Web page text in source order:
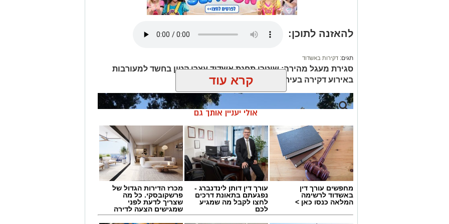
להאזנה לתוכן:
תגים: דקירות באשדוד
סגירת מעגל מהירה: שוטרי תחנת אשדוד עצרו קטין בחשד למעורבות
באירוע דקירה בעיר
קרא עוד
אולי יעניין אותך גם
מחפשים עורך דין
באשדוד לרשימה
המלאה כנסו כאן >
עורך דין דותן לינדנברג -
נפגעתם בתאונת דרכים
לחצו לקבל מה שמגיע
לכם
מכרז הדירות הגדול של
פרשקובסקי. כל מה
שצריך לדעת לפני
שמגישים הצעה לדירה
באשדוד